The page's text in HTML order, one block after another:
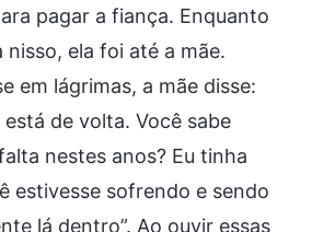
pagar a fiança. Enquanto
nisso, ela foi até a mãe.
em lágrimas, a mãe disse:
de volta. Você sabe
nestes anos? Eu tinha
estivesse sofrendo e sendo
lá dentro”. Ao ouvir essas